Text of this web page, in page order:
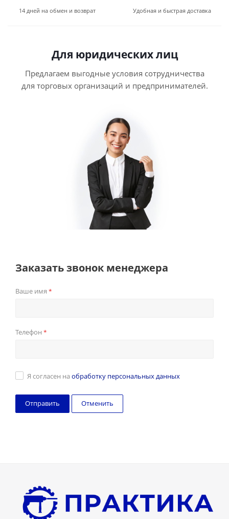
14 дней на обмен и возврат Удобная и быстрая доставка
Для юридических лиц
Предлагаем выгодные условия сотрудничества
для торговых организаций и предпринимателей.
Заказать звонок менеджера
Ваше имя *
Телефон *
Я согласен на обработку персональных данных
Отменить